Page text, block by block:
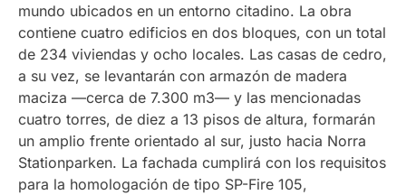
mundo ubicados en un entorno citadino. La obra
contiene cuatro edificios en dos bloques, con un total
de 234 viviendas y ocho locales. Las casas de cedro,
a su vez, se levantarán con armazón de madera
maciza —cerca de 7.300 m3— y las mencionadas
cuatro torres, de diez a 13 pisos de altura, formarán
un amplio frente orientado al sur, justo hacia Norra
Stationparken. La fachada cumplirá con los requisitos
para la homologación de tipo SP-Fire 105,